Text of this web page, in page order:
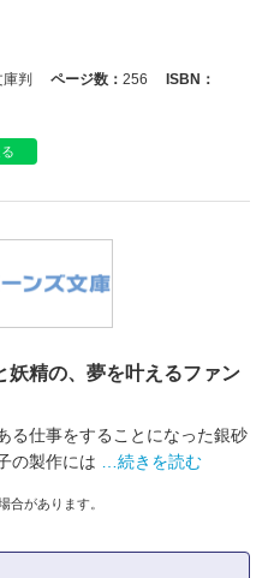
判 ページ数： 256
ISBN：
精の、夢を叶えるファン
る仕事をすることになった銀砂
の製作には
…続きを読む
合があります。